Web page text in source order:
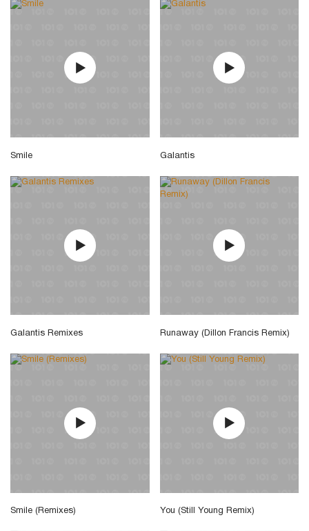
Smile Galantis
Galantis Remixes Runaway (Dillon Francis Remix)
Smile (Remixes) You (Still Young Remix)